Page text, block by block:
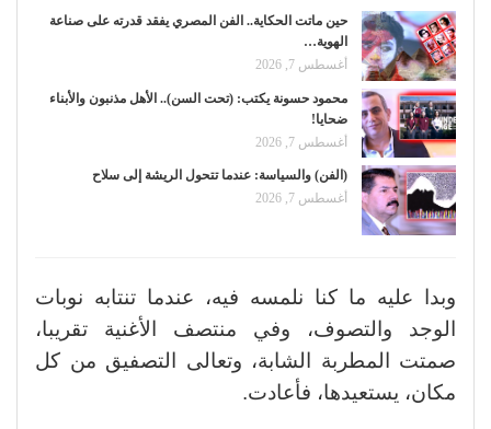
حين ماتت الحكاية.. الفن المصري يفقد قدرته على صناعة
الهوية…
أغسطس 7, 2026
محمود حسونة يكتب: (تحت السن).. الأهل مذنبون والأبناء
ضحايا!
أغسطس 7, 2026
(الفن) والسياسة: عندما تتحول الريشة إلى سلاح
أغسطس 7, 2026
وبدا عليه ما كنا نلمسه فيه، عندما تنتابه نوبات
الوجد والتصوف، وفي منتصف الأغنية تقريبا،
صمتت المطربة الشابة، وتعالى التصفيق من كل
مكان، يستعيدها، فأعادت.